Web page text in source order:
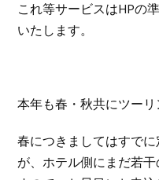
これ等サービスはHPの
いたします。
本年も春・秋共にツーリ
春につきましてはすで
が、ホテル側にまだ若